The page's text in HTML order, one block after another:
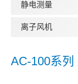
静电测量
离子风机
AC-100系列